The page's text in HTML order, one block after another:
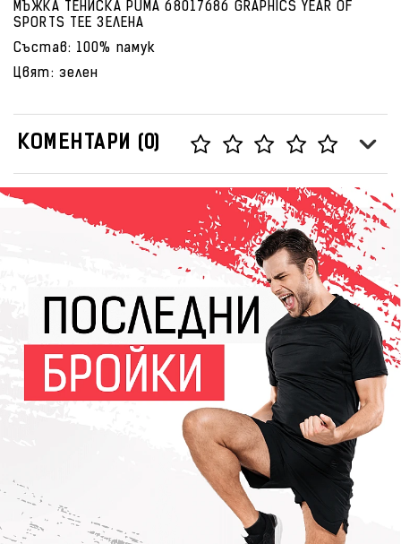
МЪЖКА ТЕНИСКА PUMA 68017686 GRAPHICS YEAR OF
SPORTS TEE ЗЕЛЕНА
Състав: 100% памук
Цвят: зелен
КОМЕНТАРИ (0)